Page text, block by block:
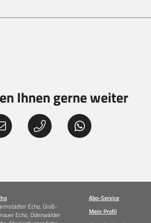
Ihnen gerne weiter
Echo, Groß-
Echo, Odenwälder
Abo-Service
Mein Profil